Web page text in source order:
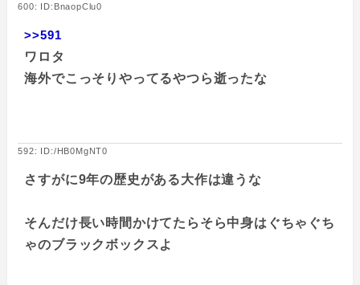
600: ID:BnaopClu0
>>591
ワロタ
海外でこっそりやってるやつら逝ったな
592: ID:/HB0MgNT0
さすがに9年の歴史がある大作は違うな
そんだけ長い時間かけてたらそら中身はぐちゃぐち
ゃのブラックボックスよ